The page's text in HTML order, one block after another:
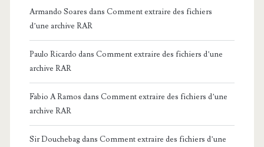
Armando Soares dans Comment extraire des fichiers
d’une archive RAR
Paulo Ricardo dans Comment extraire des fichiers d’une
archive RAR
Fabio A Ramos dans Comment extraire des fichiers d’une
archive RAR
Sir Douchebagdans Comment extraire des fichiers d’une